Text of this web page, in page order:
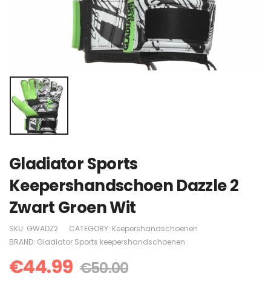
Gladiator Sports
Keepershandschoen Dazzle 2
Zwart Groen Wit
SKU: GWADZ2 CATEGORY: Keepershandschoenen
BRAND: Gladiator Sports keepershandschoenen
€44.99 €50.00